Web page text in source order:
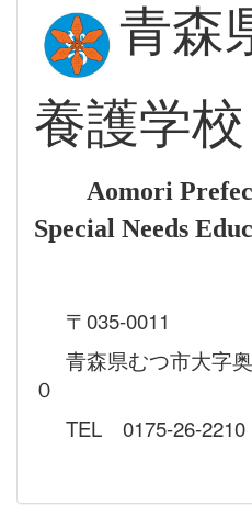
青森
養護学校
Aomori
Special Needs
〒035-0011
青森県むつ市大字奥
０
TEL 0175-26-